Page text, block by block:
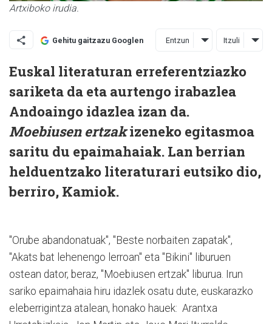
Artxiboko irudia.
Gehitu gaitzazu Googlen Entzun Itzuli
Euskal literaturan erreferentziazko
sariketa da eta aurtengo irabazlea
Andoaingo idazlea izan da.
Moebiusen ertzakizeneko egitasmoa
saritu du epaimahaiak. Lan berrian
helduentzako literaturari eutsiko dio,
berriro, Kamiok.
"Orube abandonatuak", "Beste norbaiten zapatak",
"Akats bat lehenengo lerroan" eta "Bikini" liburuen
ostean dator, beraz, "Moebiusen ertzak" liburua. Irun
sariko epaimahaia hiru idazlek osatu dute, euskarazko
eleberrigintza atalean, honako hauek: Arantxa